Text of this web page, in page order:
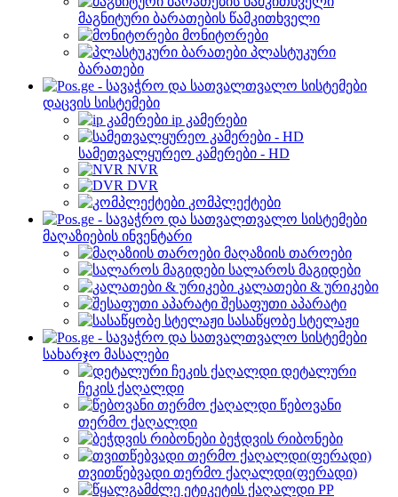
მაგნიტური ბარათების წამკითხველი
მონიტორები
პლასტუკური
ბარათები
დაცვის სისტემები
ip კამერები
სამეთვალყურეო კამერები - HD
NVR
DVR
კომპლექტები
მაღაზიების ინვენტარი
მაღაზიის თაროები
სალაროს მაგიდები
კალათები & ურიკები
შესაფუთი აპარატი
სასაწყობე სტელაჟი
სახარჯო მასალები
დეტალური
ჩეკის ქაღალდი
წებოვანი
თერმო ქაღალდი
ბეჭდვის რიბონები
თვითწებვადი თერმო ქაღალდი(ფერადი)